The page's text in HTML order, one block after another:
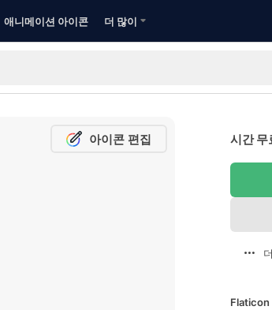
애니메이션 아이콘 더 많이
아이콘 편집 시간 무
Flaticon